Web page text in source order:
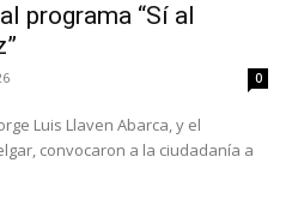
programa “Sí al
0
Luis Llaven Abarca, y el
convocaron a la ciudadanía a